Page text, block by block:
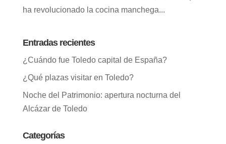
ha revolucionado la cocina manchega...
Entradas recientes
¿Cuándo fue Toledo capital de España?
¿Qué plazas visitar en Toledo?
Noche del Patrimonio: apertura nocturna del
Alcázar de Toledo
Categorías